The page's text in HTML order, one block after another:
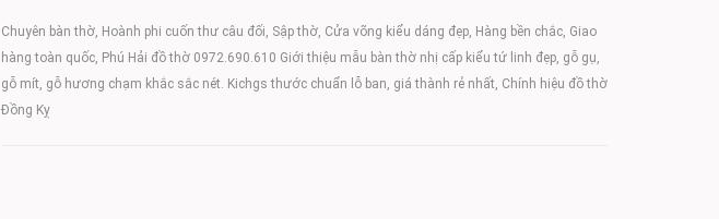
Chuyên bàn thờ, Hoành phi cuốn thư câu đối, Sập thờ, Cửa võng kiểu dáng đẹp, Hàng bền chắc, Giao
hàng toàn quốc, Phú Hải đồ thờ 0972.690.610 Giới thiệu mẫu bàn thờ nhị cấp kiểu tứ linh đẹp, gỗ gụ,
gỗ mít, gỗ hương chạm khắc sắc nét. Kichgs thước chuẩn lỗ ban, giá thành rẻ nhất, Chính hiệu đồ thờ
Đồng Kỵ